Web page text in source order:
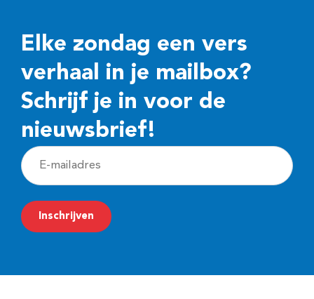
Elke zondag een vers
verhaal in je mailbox?
Schrijf je in voor de
nieuwsbrief!
E
-
m
a
Inschrijven